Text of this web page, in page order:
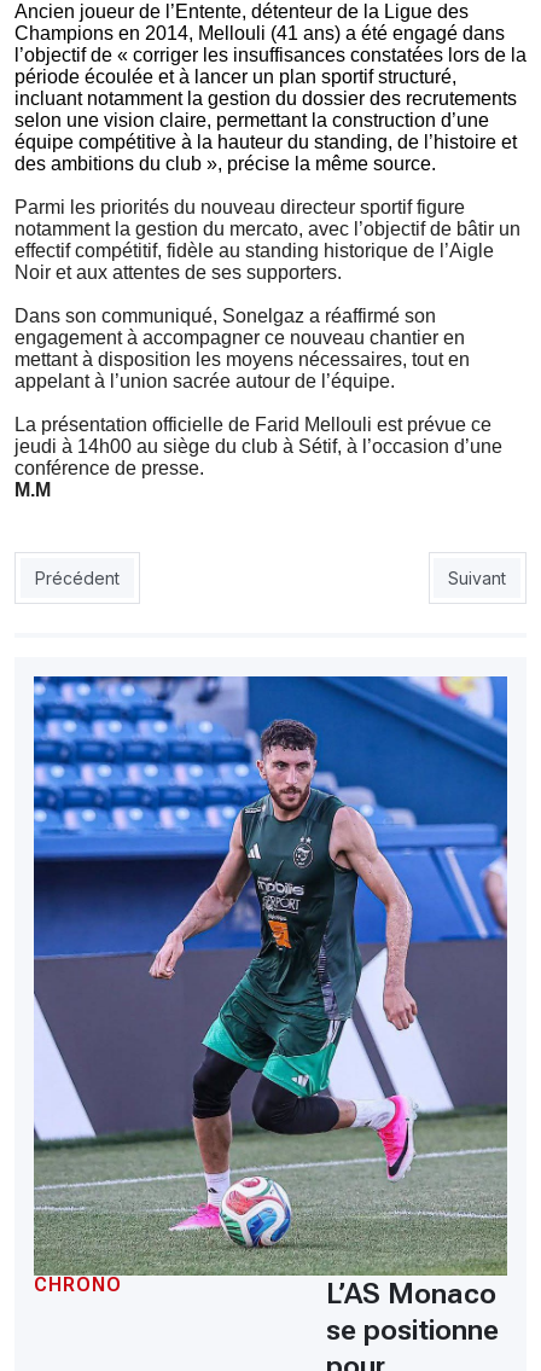
Ancien joueur de l’Entente, détenteur de la Ligue des
Champions en 2014, Mellouli (41 ans) a été engagé dans
l’objectif de « corriger les insuffisances constatées lors de la
période écoulée et à lancer un plan sportif structuré,
incluant notamment la gestion du dossier des recrutements
selon une vision claire, permettant la construction d’une
équipe compétitive à la hauteur du standing, de l’histoire et
des ambitions du club », précise la même source.
Parmi les priorités du nouveau directeur sportif figure
notamment la gestion du mercato, avec l’objectif de bâtir un
effectif compétitif, fidèle au standing historique de l’Aigle
Noir et aux attentes de ses supporters.
Dans son communiqué, Sonelgaz a réaffirmé son
engagement à accompagner ce nouveau chantier en
mettant à disposition les moyens nécessaires, tout en
appelant à l’union sacrée autour de l’équipe.
La présentation officielle de Farid Mellouli est prévue ce
jeudi à 14h00 au siège du club à Sétif, à l’occasion d’une
conférence de presse.
M.M
Article précédent : CRB: le Chabab renforce son staff
Précédent Article
Suivant
CHRONO
L’AS Monaco
se positionne